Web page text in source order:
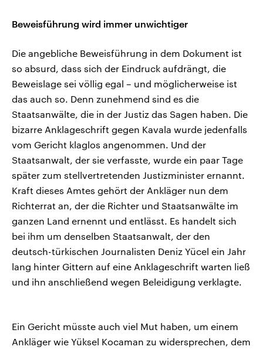
Beweisführung wird immer unwichtiger
Die angebliche Beweisführung in dem Dokument ist
so absurd, dass sich der Eindruck aufdrängt, die
Beweislage sei völlig egal – und möglicherweise ist
das auch so. Denn zunehmend sind es die
Staatsanwälte, die in der Justiz das Sagen haben. Die
bizarre Anklageschrift gegen Kavala wurde jedenfalls
vom Gericht klaglos angenommen. Und der
Staatsanwalt, der sie verfasste, wurde ein paar Tage
später zum stellvertretenden Justizminister ernannt.
Kraft dieses Amtes gehört der Ankläger nun dem
Richterrat an, der die Richter und Staatsanwälte im
ganzen Land ernennt und entlässt. Es handelt sich
bei ihm um denselben Staatsanwalt, der den
deutsch-türkischen Journalisten Deniz Yücel ein Jahr
lang hinter Gittern auf eine Anklageschrift warten ließ
und ihn anschließend wegen Beleidigung verklagte.
Ein Gericht müsste auch viel Mut haben, um einem
Ankläger wie Yüksel Kocaman zu widersprechen, dem